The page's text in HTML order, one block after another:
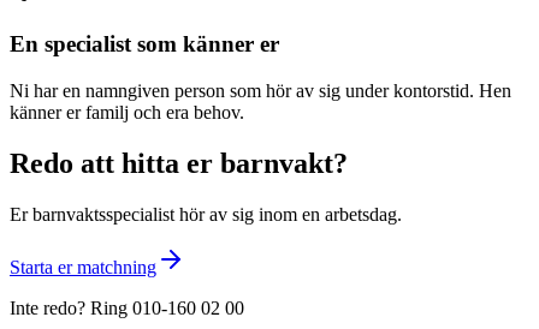
En specialist som känner er
Ni har en namngiven person som hör av sig under kontorstid. Hen
känner er familj och era behov.
Redo att hitta er barnvakt?
Er barnvaktsspecialist hör av sig inom en arbetsdag.
Starta er matchning
Inte redo? Ring 010-160 02 00